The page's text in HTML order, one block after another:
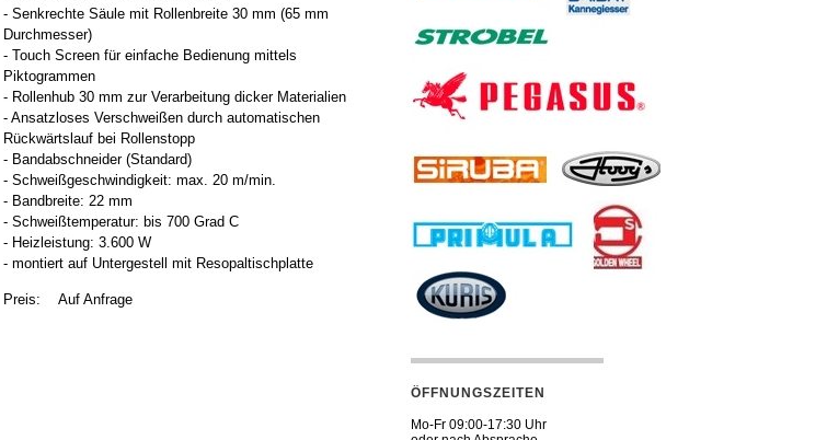
- Senkrechte Säule mit Rollenbreite 30 mm (65 mm
Durchmesser)
- Touch Screen für einfache Bedienung mittels
Piktogrammen
- Rollenhub 30 mm zur Verarbeitung dicker Materialien
- Ansatzloses Verschweißen durch automatischen
Rückwärtslauf bei Rollenstopp
- Bandabschneider (Standard)
- Schweißgeschwindigkeit: max. 20 m/min.
- Bandbreite: 22 mm
- Schweißtemperatur: bis 700 Grad C
- Heizleistung: 3.600 W
- montiert auf Untergestell mit Resopaltischplatte
Auf Anfrage
Preis:
ÖFFNUNGSZEITEN
Mo-Fr 09:00-17:30 Uhr